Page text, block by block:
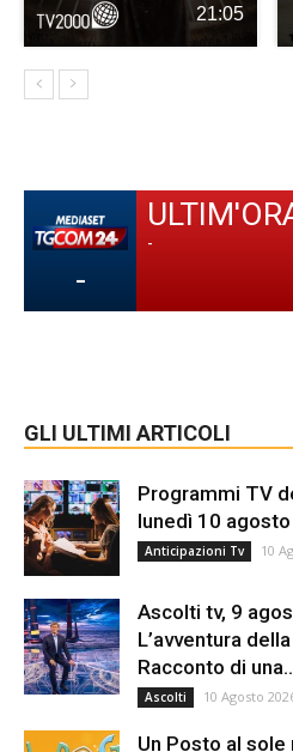
21:05
-
-
GLI ULTIMI ARTICOLI
Programmi TV
lunedì 10
Anticipazioni Tv 10
Ascolti tv, 9
L’avventura
Racconto di
Ascolti 10 Agosto
Un Posto al sole